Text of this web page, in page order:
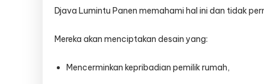
Djava Lumintu Panen memahami hal ini dan tidak
Mereka akan menciptakan desain yang:
Mencerminkan kepribadian pemilik rumah,